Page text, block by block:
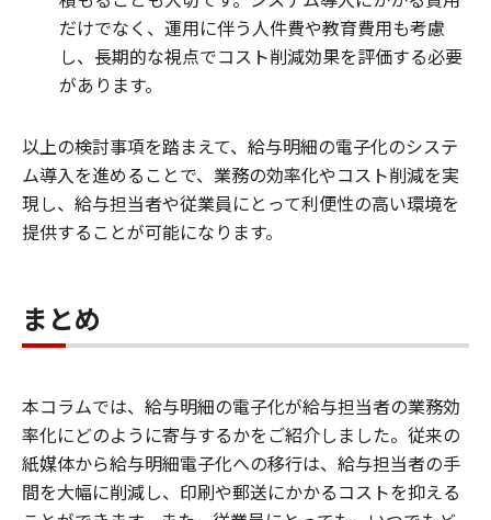
だけでなく、運用に伴う人件費や教育費用も考慮
し、長期的な視点でコスト削減効果を評価する必要
があります。
以上の検討事項を踏まえて、給与明細の電子化のシステ
ム導入を進めることで、業務の効率化やコスト削減を実
現し、給与担当者や従業員にとって利便性の高い環境を
提供することが可能になります。
まとめ
本コラムでは、給与明細の電子化が給与担当者の業務効
率化にどのように寄与するかをご紹介しました。従来の
紙媒体から給与明細電子化への移行は、給与担当者の手
間を大幅に削減し、印刷や郵送にかかるコストを抑える